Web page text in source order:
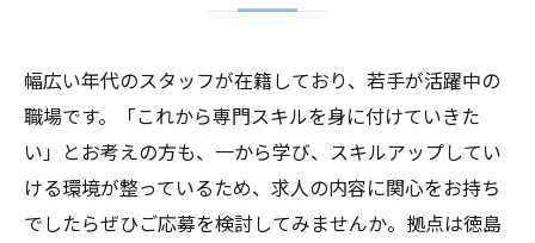
幅広い年代のスタッフが在籍しており、若手が活躍中の
職場です。「これから専門スキルを身に付けていきた
い」とお考えの方も、一から学び、スキルアップしてい
ける環境が整っているため、求人の内容に関心をお持ち
でしたらぜひご応募を検討してみませんか。拠点は徳島